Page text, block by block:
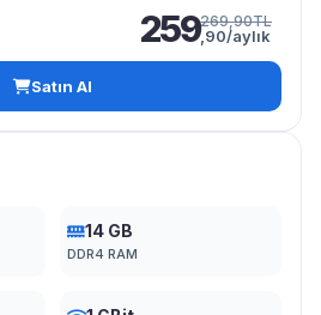
259269,90TL
,90/aylık
Satın Al
14 GB
DDR4 RAM